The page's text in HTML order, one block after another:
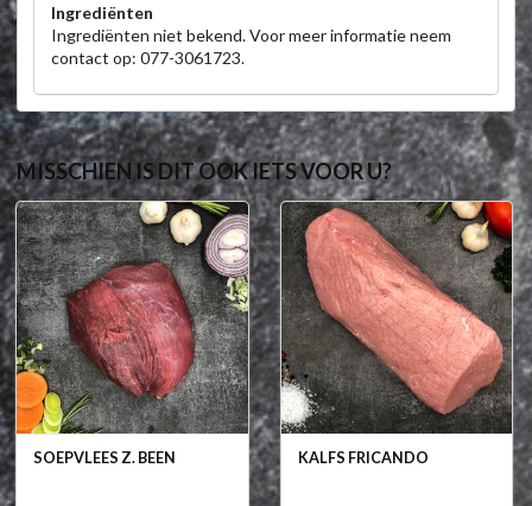
Ingrediënten
Ingrediënten niet bekend. Voor meer informatie neem
contact op: 077-3061723.
MISSCHIEN IS DIT OOK IETS VOOR U?
SOEPVLEES Z. BEEN KALFS FRICANDO